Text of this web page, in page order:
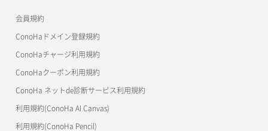
メンバー追加
リスナー作成
リスナー削除
リスナー更新
コンテナ削除
ラージオブジェクトアップロード(DLO)
一時的Web公開
ConoHa for GAME
OpenStack CLI
Terraform
s3cmd
会員規約
ConoHaドメイン登録規約
ConoHaチャージ利用規約
ConoHaクーポン利用規約
ConoHa ネットde診断サービス利用規約
利用規約(ConoHa AI Canvas)
利用規約(ConoHa Pencil)